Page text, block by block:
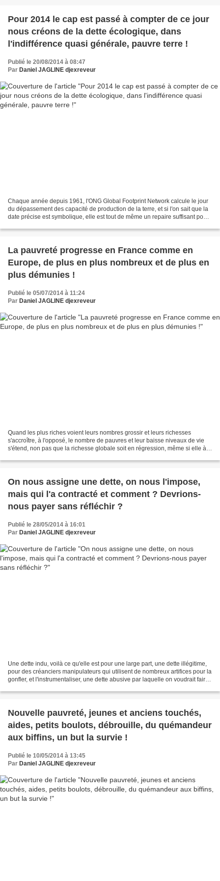
Pour 2014 le cap est passé à compter de ce jour
nous créons de la dette écologique, dans
l'indifférence quasi générale, pauvre terre !
Publié le 20/08/2014 à 08:47
Par Daniel JAGLINE djexreveur
Chaque année depuis 1961, l'ONG Global Footprint Network calcule le jour
du dépassement des capacité de production de la terre, et si l'on sait que la
date précise est symbolique, elle est tout de même un repaire suffisant pour
La pauvreté progresse en France comme en
Europe, de plus en plus nombreux et de plus en
plus démunies !
Publié le 05/07/2014 à 11:24
Par Daniel JAGLINE djexreveur
Quand les plus riches voient leurs nombres grossir et leurs richesses
s'accroître, à l'opposé, le nombre de pauvres et leur baisse niveaux de vie
s'étend, non pas que la richesse globale soit en régression, même si elle à
On nous assigne une dette, on nous l'impose,
mais qui l'a contracté et comment ? Devrions-
nous payer sans réfléchir ?
Publié le 28/05/2014 à 16:01
Par Daniel JAGLINE djexreveur
Une dette indu, voilà ce qu'elle est pour une large part, une dette illégitime,
pour des créanciers manipulateurs qui utilisent de nombreux artifices pour la
gonfler, et l'instrumentaliser, une dette abusive par laquelle on voudrait faire
Nouvelle pauvreté, jeunes et anciens touchés,
aides, petits boulots, débrouille, du quémandeur
aux biffins, un but la survie !
Publié le 10/05/2014 à 13:45
Par Daniel JAGLINE djexreveur